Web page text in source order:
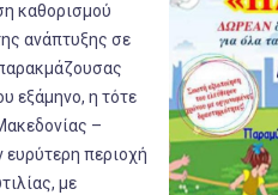
καθορισμού
ανάπτυξης σε
εξάμηνο, η τότε
–
περιοχή
με